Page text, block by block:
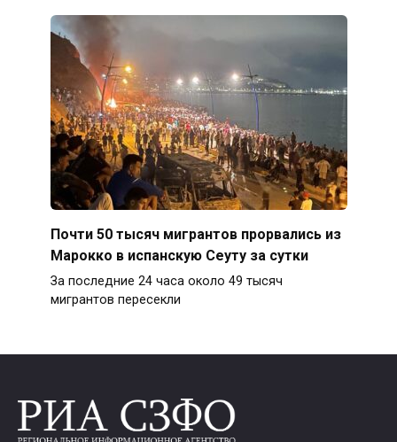
Почти 50 тысяч мигрантов прорвались из
Марокко в испанскую Сеуту за сутки
За последние 24 часа около 49 тысяч
мигрантов пересекли